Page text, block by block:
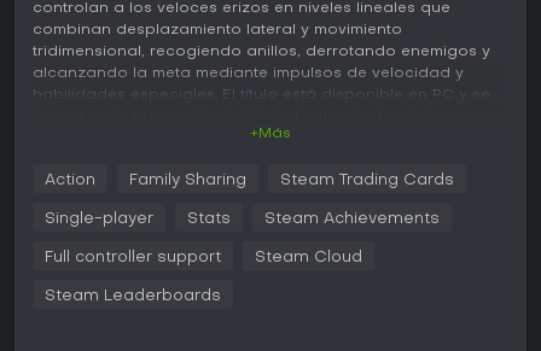
controlan a los veloces erizos en niveles lineales que
combinan desplazamiento lateral y movimiento
tridimensional, recogiendo anillos, derrotando enemigos y
alcanzando la meta mediante impulsos de velocidad y
habilidades especiales. El título está disponible en PC y se
historia y desafíos opcionales.
Jugabilidad
El movimiento principal se basa en correr a gran velocidad,
sobre los enemigos. Las secciones modernas permiten usar
mientras que las secciones clásicas exigen precisión en el
+Más
Action Family Sharing Steam Trading Cards
Single-player Stats Steam Achievements
Full controller support Steam Cloud
Steam Leaderboards